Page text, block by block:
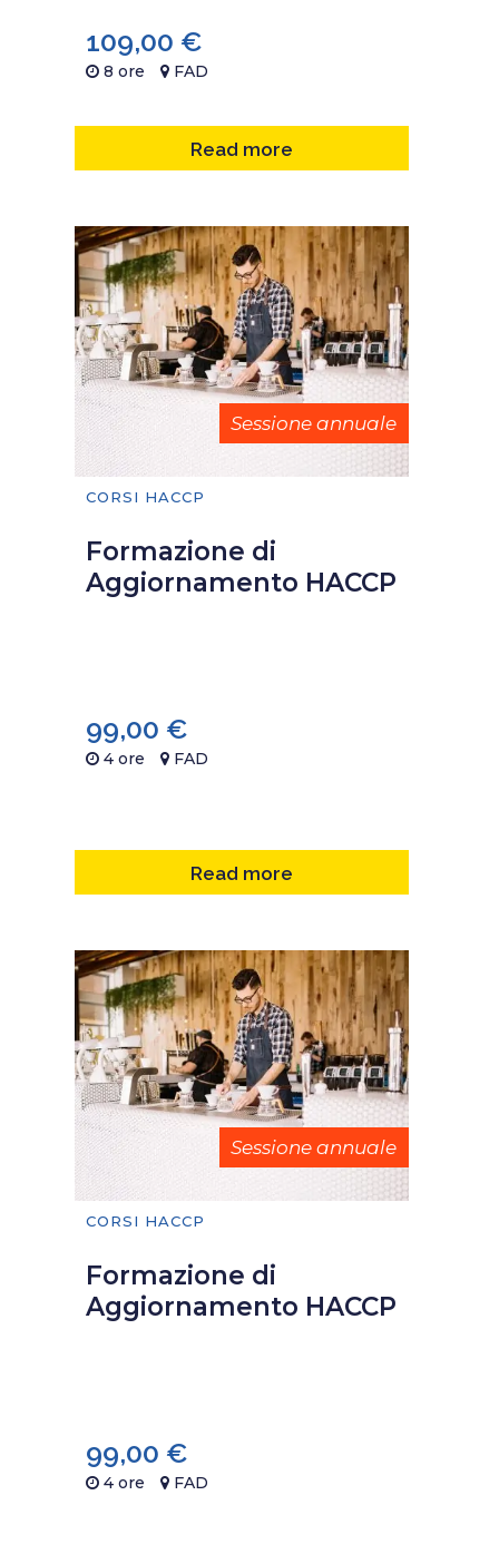
109,00 €
8 ore FAD
Read more
Sessione annuale
CORSI HACCP
Formazione di
Aggiornamento HACCP
99,00 €
4 ore FAD
Read more
Sessione annuale
CORSI HACCP
Formazione di
Aggiornamento HACCP
99,00 €
4 ore FAD